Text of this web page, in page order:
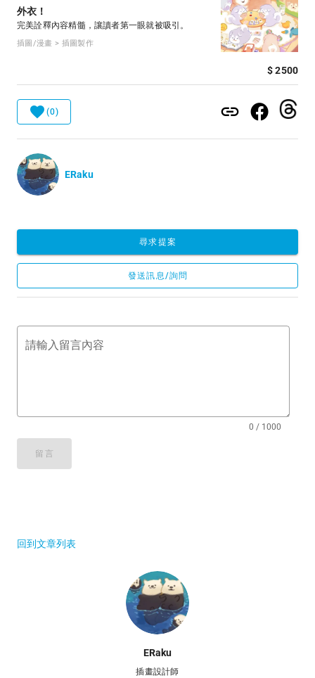
外衣！
完美詮釋內容精髓，讓讀者第一眼就被吸引。
插圖/漫畫 > 插圖製作
$ 2500
(0)
ERaku
尋求提案
發送訊息/詢問
請輸入留言內容
0 / 1000
留言
回到文章列表
ERaku
插畫設計師